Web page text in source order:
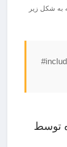
به شکل زیر
توسط